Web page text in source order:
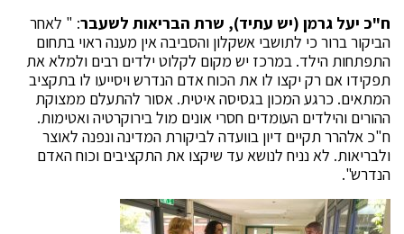
ח"כ יעל גרמן (יש עתיד), שרת הבריאות לשעבר: " לאחר
הביקור ברור כי לתושבי אשקלון והסביבה אין מענה ראוי בתחום
התפתחות הילד. במרכז יש מקום לקלוט ילדים רבים ולמלא את
תפקידו אם רק יקצו לו את הכוח אדם הנדרש ויסייעו לו בתקציב
המתאים. כרגע המכון בגסיסה איטית. אסור להתעלם ממצוקת
ההורים והילדים העומדים חסרי אונים מול בירוקרטיה ואטימות.
ח"כ אלהרר תקיים דיון בוועדה לביקורת המדינה ונפנה לאוצר
ולבריאות. לא נניח לנושא עד שיקצו את התקציבים וכוח האדם
הנדרש".